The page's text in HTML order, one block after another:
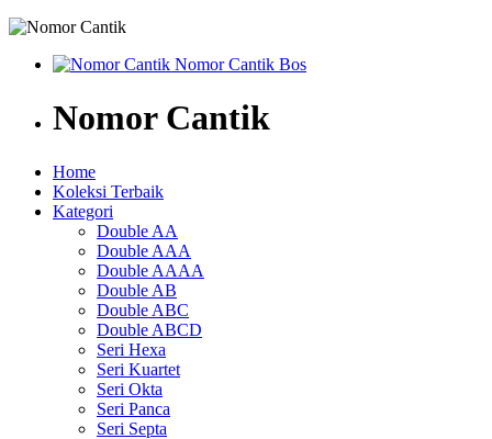
Nomor Cantik
Home
Koleksi Terbaik
Kategori
Double AA
Double AAA
Double AAAA
Double AB
Double ABC
Double ABCD
Seri Hexa
Seri Kuartet
Seri Okta
Seri Panca
Seri Septa